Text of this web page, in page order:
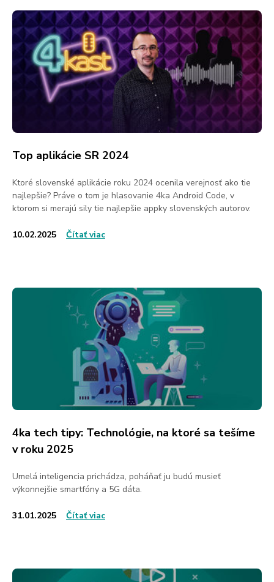
Top aplikácie SR 2024
Ktoré slovenské aplikácie roku 2024 ocenila verejnosť ako tie
najlepšie? Práve o tom je hlasovanie 4ka Android Code, v
ktorom si merajú sily tie najlepšie appky slovenských autorov.
10.02.2025 Čítať viac
4ka tech tipy: Technológie, na ktoré sa tešíme
v roku 2025
Umelá inteligencia prichádza, poháňať ju budú musieť
výkonnejšie smartfóny a 5G dáta.
31.01.2025 Čítať viac